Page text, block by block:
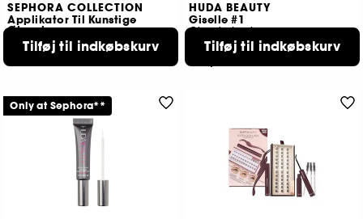
SEPHORA COLLECTION
Applikator Til Kunstige
Øjenvipper
I Rustfrit Stål
99,00 KR
Tilføj til indkøbskurv
HUDA BEAUTY
Giselle #1
Classic Lashes
899
189,00 KR
Tilføj til indkøbskurv
Only at Sephora**